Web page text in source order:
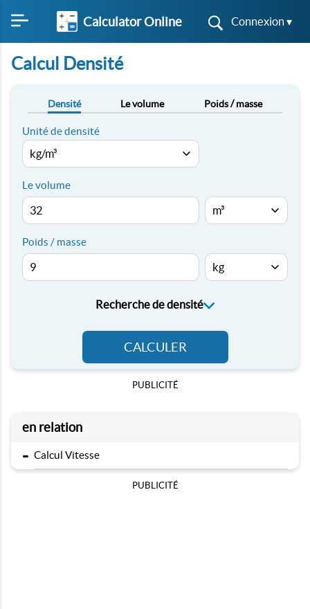
Calculator Online Connexion ▾
Calcul Densité
Densité Le volume Poids / masse
Unité de densité
Le volume
Poids / masse
Recherche de densité
CALCULER
PUBLICITÉ
en relation
- Calcul Vitesse
PUBLICITÉ